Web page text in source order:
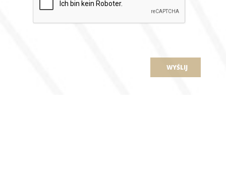
WYŚLIJ